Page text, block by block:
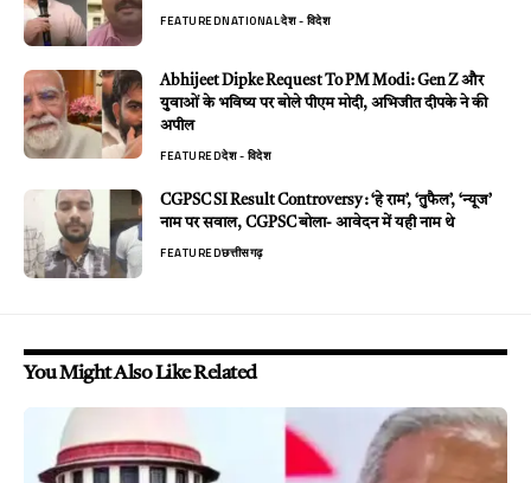
FEATUREDNATIONALदेश - विदेश
Abhijeet Dipke Request To PM Modi: Gen Z और
युवाओं के भविष्य पर बोले पीएम मोदी, अभिजीत दीपके ने की
अपील
FEATUREDदेश - विदेश
CGPSC SI Result Controversy : ‘हे राम’, ‘तुफैल’, ‘न्यूज’
नाम पर सवाल, CGPSC बोला- आवेदन में यही नाम थे
FEATUREDछत्तीसगढ़
You Might Also Like Related